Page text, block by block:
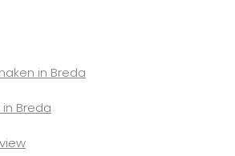
in Breda
Breda